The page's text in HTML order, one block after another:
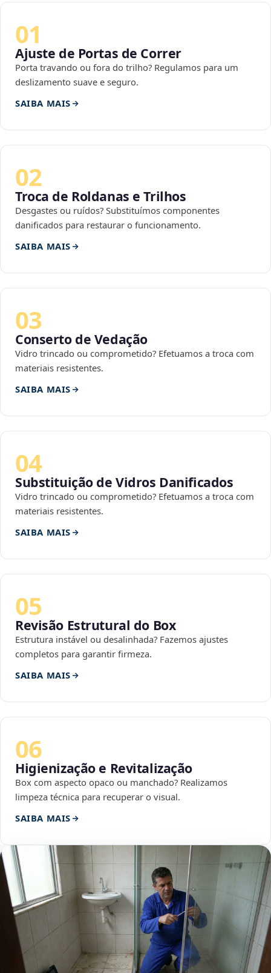
01
Ajuste de Portas de Correr
Porta travando ou fora do trilho? Regulamos para um
deslizamento suave e seguro.
SAIBA MAIS
02
Troca de Roldanas e Trilhos
Desgastes ou ruídos? Substituímos componentes
danificados para restaurar o funcionamento.
SAIBA MAIS
03
Conserto de Vedação
Vidro trincado ou comprometido? Efetuamos a troca com
materiais resistentes.
SAIBA MAIS
04
Substituição de Vidros Danificados
Vidro trincado ou comprometido? Efetuamos a troca com
materiais resistentes.
SAIBA MAIS
05
Revisão Estrutural do Box
Estrutura instável ou desalinhada? Fazemos ajustes
completos para garantir firmeza.
SAIBA MAIS
06
Higienização e Revitalização
Box com aspecto opaco ou manchado? Realizamos
limpeza técnica para recuperar o visual.
SAIBA MAIS